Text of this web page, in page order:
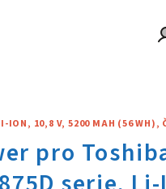
ION, 10,8 V, 5200 MAH (56 WH),